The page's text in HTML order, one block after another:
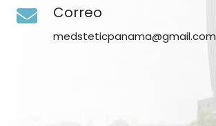
Correo
medsteticpanama@gmail.com